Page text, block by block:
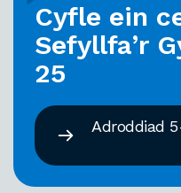
Cyfle ein
Sefyllfa’r
25
Adroddiad